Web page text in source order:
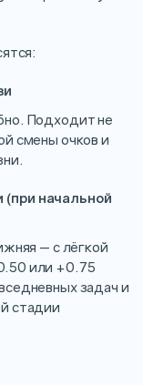
Подходит не
смены очков и
начальной
— с лёгкой
или +0.75
задач и
стадии